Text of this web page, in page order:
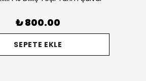
₺ 800.00
SEPETE EKLE